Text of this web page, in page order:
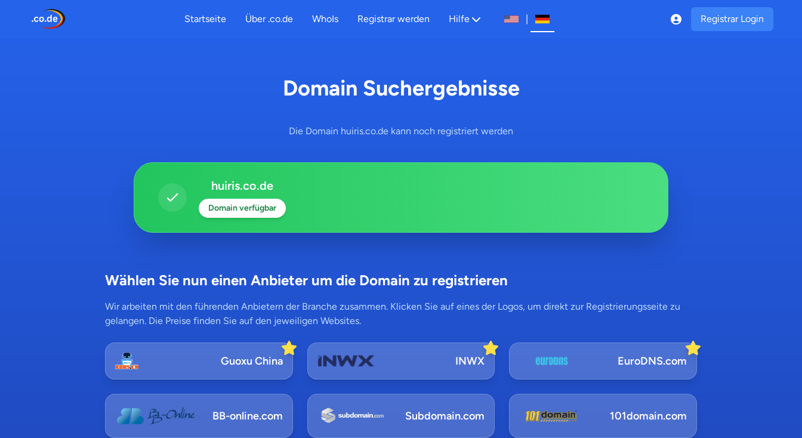
Startseite Über .co.de WhoIs Registrar werden Hilfe | Registrar Login
Domain Suchergebnisse
Die Domain huiris.co.de kann noch registriert werden
huiris.co.de
Domain verfügbar
Wählen Sie nun einen Anbieter um die Domain zu registrieren
Wir arbeiten mit den führenden Anbietern der Branche zusammen. Klicken Sie auf eines der Logos, um direkt zur Registrierungsseite zu
gelangen. Die Preise finden Sie auf den jeweiligen Websites.
Guoxu China INWX EuroDNS.com
BB-online.com Subdomain.com 101domain.com